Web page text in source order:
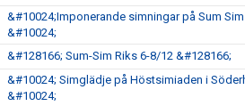
&#10024;Imponerande simningar på Sum
&#10024;
&#128166; Sum-Sim Riks 6-8/12 &#128166;
&#10024; Simglädje på Höstsimiaden i
&#10024;